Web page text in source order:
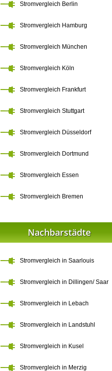
Stromvergleich Berlin
Stromvergleich Hamburg
Stromvergleich München
Stromvergleich Köln
Stromvergleich Frankfurt
Stromvergleich Stuttgart
Stromvergleich Düsseldorf
Stromvergleich Dortmund
Stromvergleich Essen
Stromvergleich Bremen
Nachbarstädte
Stromvergleich in Saarlouis
Stromvergleich in Dillingen/ Saar
Stromvergleich in Lebach
Stromvergleich in Landstuhl
Stromvergleich in Kusel
Stromvergleich in Merzig